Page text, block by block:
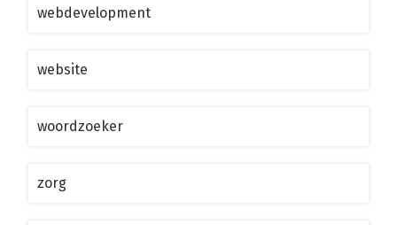
webdevelopment
website
woordzoeker
zorg